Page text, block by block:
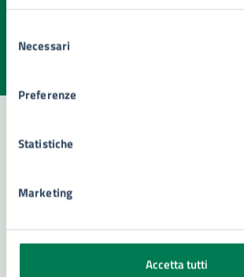
delNecessari
Preferenze
Statistiche
Marketing
Accetta tutti
Valuta la chiarezza delle informazioni (da 1 a 5
Seleziona il numero di stelle per
Leggi le domande frequenti
Numero verde 800299507